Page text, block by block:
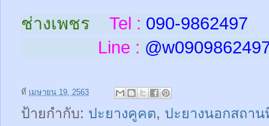
ช่างเพชร Tel : 090-9862497
Line : @w
ที่ เมษายน 19, 2563
ป้ายกำกับ: ปะยางคูคต, ปะยางนอกสถา